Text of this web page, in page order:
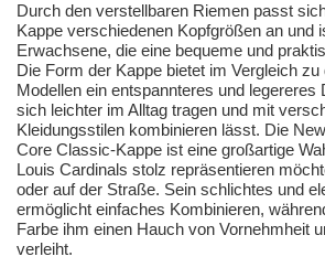
Durch den verstellbaren Riemen passt
Kappe verschiedenen Kopfgrößen an und
Erwachsene, die eine bequeme und
Die Form der Kappe bietet im Vergleich
Modellen ein entspannteres und legereres
sich leichter im Alltag tragen und mit
Kleidungsstilen kombinieren lässt. Die
Core Classic-Kappe ist eine großartige
Louis Cardinals stolz repräsentieren
oder auf der Straße. Sein schlichtes und
ermöglicht einfaches Kombinieren,
Farbe ihm einen Hauch von Vornehmheit
verleiht.